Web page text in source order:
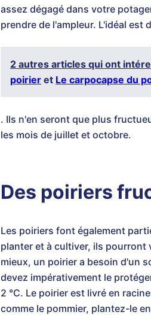
assez dégagé dans votre
prendre de l'ampleur. L'idéal
2 autres articles qui ont
poirier et Le carpocapse du
. Ils n'en seront que plus
les mois de juillet et octobre.
Des poiriers
Les poiriers font également
planter et à cultiver, ils pourront
mieux, un poirier a besoin d'un
devez impérativement le
2 °C. Le poirier est livré en
comme le pommier, plantez-le